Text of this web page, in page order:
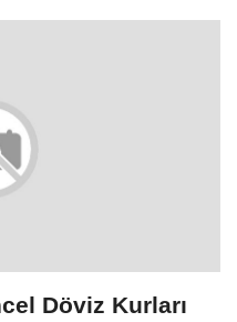
Döviz Kurları